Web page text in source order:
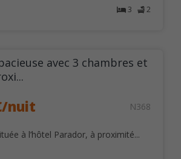
3 2
avec 3 chambres et
nuit N368
à l’hôtel Parador, à proximité...